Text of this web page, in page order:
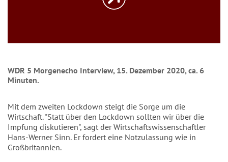
WDR 5 Morgenecho Interview, 15. Dezember 2020, ca. 6
Minuten.
Mit dem zweiten Lockdown steigt die Sorge um die
Wirtschaft. "Statt über den Lockdown sollten wir über die
Impfung diskutieren", sagt der Wirtschaftswissenschaftler
Hans-Werner Sinn. Er fordert eine Notzulassung wie in
Großbritannien.